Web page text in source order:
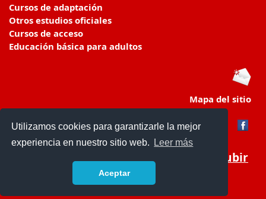
Utilizamos cookies para garantizarle la mejor
experiencia en nuestro sitio web.
Leer más
Aceptar
Cursos de adaptación
Otros estudios oficiales
Cursos de acceso
Educación básica para adultos
Mapa del sitio
Subir